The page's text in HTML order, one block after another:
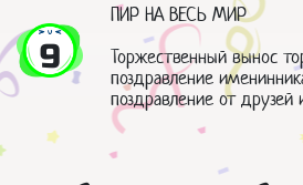
9
ПИР НА ВЕСЬ МИР
Торжественный вынос
поздравление
поздравление от друзей